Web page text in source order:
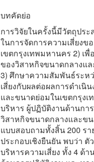
บทคัดย่อ
การวิจัยในครั้งนี้มีวัตถุปร
ในการจัดการความเสี่ยง
เขตกรุงเทพมหานคร 2) เ
ของวิสาหกิจขนาดกลางแ
3) ศึกษาความสัมพันธ์ระห
เสี่ยงกับผลต่อผลการดำเ
และขนาดย่อมในเขตกรุง
บริหาร ผู้ปฏิบัติงานด้านกา
วิสาหกิจขนาดกลางและข
แบบสอบถามทั้งสิ้น 200 ร
ประกอบเชิงยืนยัน พบว่า
บริหารความเสี่ยง ทั้ง 4 ด้